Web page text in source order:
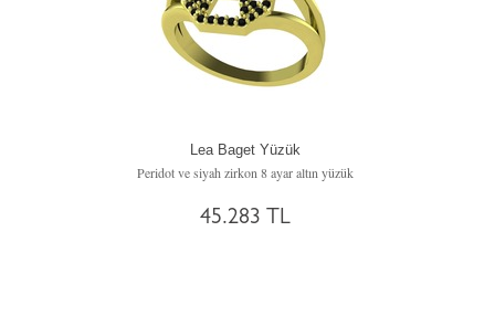
Lea Baget Yüzük
Peridot ve siyah zirkon 8 ayar altın yüzük
45.283 TL